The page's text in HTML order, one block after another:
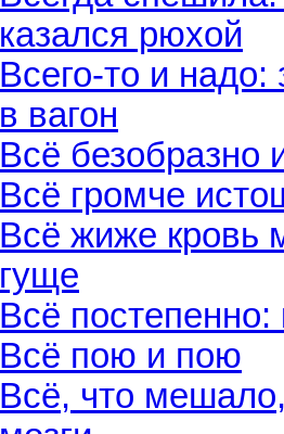
казался рюхой
Всего-то и надо:
в вагон
Всё безобразно
Всё громче
Всё жиже кровь
гуще
Всё постепенно:
Всё пою и пою
Всё, что